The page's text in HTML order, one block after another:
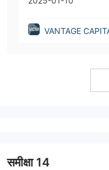
VANTAGE
समीक्षा14